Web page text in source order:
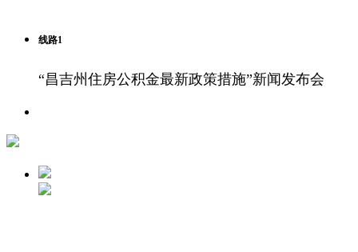
线路1
“昌吉州住房公积金最新政策措施”新闻发布会